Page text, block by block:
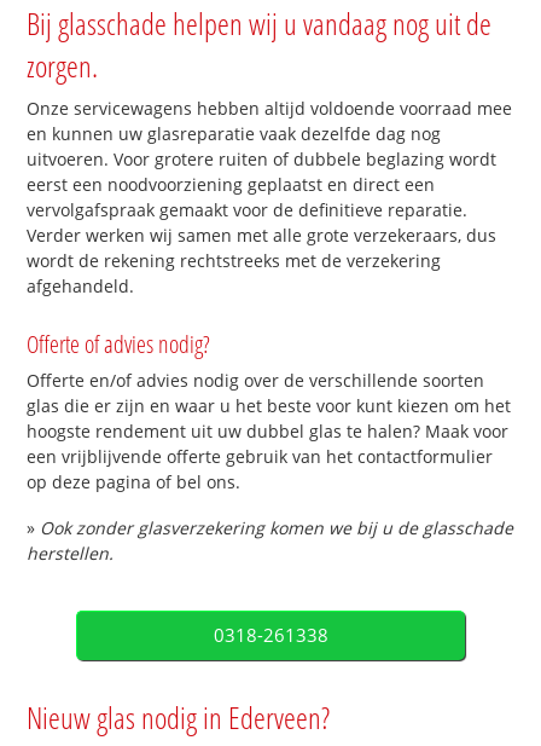
Bij glasschade helpen wij u vandaag nog uit de
zorgen.
Onze servicewagens hebben altijd voldoende voorraad mee
en kunnen uw glasreparatie vaak dezelfde dag nog
uitvoeren. Voor grotere ruiten of dubbele beglazing wordt
eerst een noodvoorziening geplaatst en direct een
vervolgafspraak gemaakt voor de definitieve reparatie.
Verder werken wij samen met alle grote verzekeraars, dus
wordt de rekening rechtstreeks met de verzekering
afgehandeld.
Offerte of advies nodig?
Offerte en/of advies nodig over de verschillende soorten
glas die er zijn en waar u het beste voor kunt kiezen om het
hoogste rendement uit uw dubbel glas te halen? Maak voor
een vrijblijvende offerte gebruik van het contactformulier
op deze pagina of bel ons.
» Ook zonder glasverzekering komen we bij u de glasschade
herstellen.
0318-261338
Nieuw glas nodig in Ederveen?